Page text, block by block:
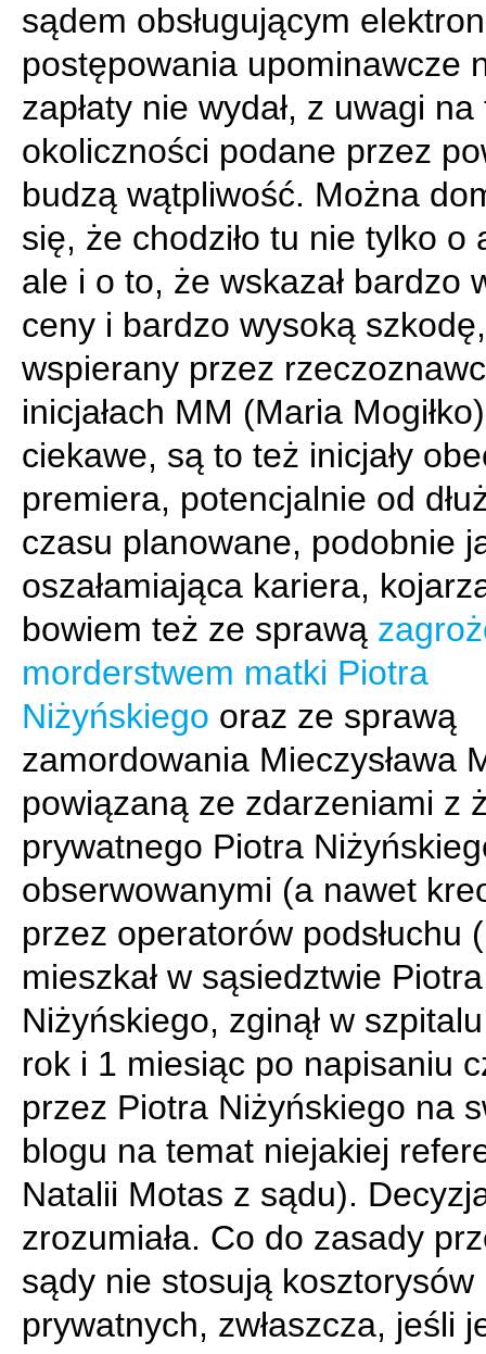
sądem obsługującym
postępowania upominawcze
zapłaty nie wydał, z uwagi
okoliczności podane przez
budzą wątpliwość. Można
się, że chodziło tu nie tylko o
ale i o to, że wskazał bardzo
ceny i bardzo wysoką szkodę,
wspierany przez
inicjałach MM (Maria
ciekawe, są to też inicjały
premiera, potencjalnie od
czasu planowane, podobnie
oszałamiająca kariera,
bowiem też ze sprawą
morderstwem matki Piotra
Niżyńskiego oraz ze sprawą
zamordowania Mieczysława
powiązaną ze zdarzeniami z
prywatnego Piotra
obserwowanymi (a nawet
przez operatorów podsłuchu
mieszkał w sąsiedztwie Piotra
Niżyńskiego, zginął w
rok i 1 miesiąc po napisaniu
przez Piotra Niżyńskiego na
blogu na temat niejakiej
Natalii Motas z sądu).
zrozumiała. Co do zasady
sądy nie stosują kosztorysów
prywatnych, zwłaszcza, jeśli